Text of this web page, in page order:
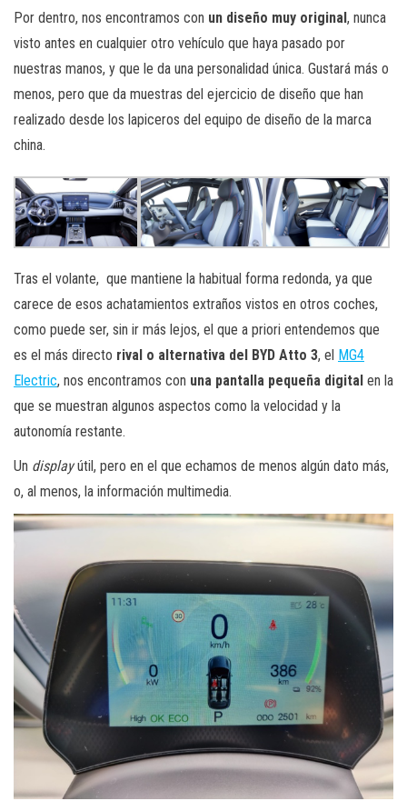
Por dentro, nos encontramos con un diseño muy original, nunca
visto antes en cualquier otro vehículo que haya pasado por
nuestras manos, y que le da una personalidad única. Gustará más o
menos, pero que da muestras del ejercicio de diseño que han
realizado desde los lapiceros del equipo de diseño de la marca
china.
Tras el volante, que mantiene la habitual forma redonda, ya que
carece de esos achatamientos extraños vistos en otros coches,
como puede ser, sin ir más lejos, el que a priori entendemos que
es el más directo rival o alternativa del BYD Atto 3, el MG4
Electric, nos encontramos con una pantalla pequeña digital en la
que se muestran algunos aspectos como la velocidad y la
autonomía restante.
Un displayútil, pero en el que echamos de menos algún dato más,
o, al menos, la información multimedia.